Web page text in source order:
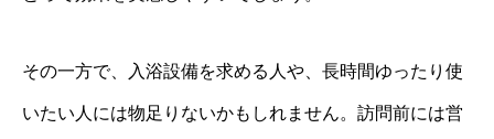
その一方で、入浴設備を求める人や、長時間ゆったり使
いたい人には物足りないかもしれません。訪問前には営